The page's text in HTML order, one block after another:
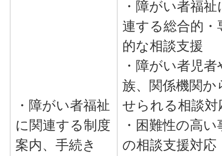
・障がい者福祉
に関連する制度
案内、手続き
・障がい者福祉
連する総合的・
的な相談支援
・障がい者児者
族、関係機関か
せられる相談対
・困難性の高い
の相談支援対応